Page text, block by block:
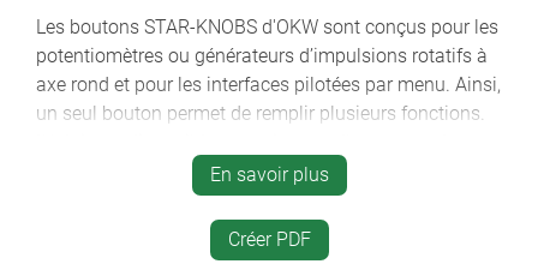
Les boutons STAR-KNOBS d'OKW sont conçus pour les
potentiomètres ou générateurs d’impulsions rotatifs à
axe rond et pour les interfaces pilotées par menu. Ainsi,
un seul bouton permet de remplir plusieurs fonctions.
design de vos appareils.
bouton de commande au design innovant conçu en
version encastrable ou en saillie
En savoir plus
Créer PDF